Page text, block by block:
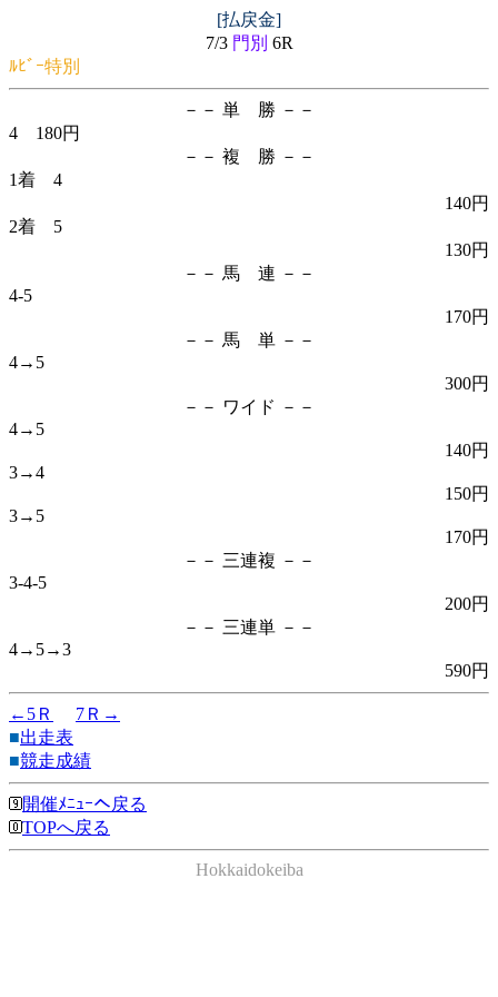
[払戻金]
7/3 門別 6R
ﾙﾋﾞｰ特別
－－ 単 勝 －－
4 180円
－－ 複 勝 －－
1着 4
140円
2着 5
130円
－－ 馬 連 －－
4-5
170円
－－ 馬 単 －－
4→5
300円
－－ ワイド －－
4→5
140円
3→4
150円
3→5
170円
－－ 三連複 －－
3-4-5
200円
－－ 三連単 －－
4→5→3
590円
←5Ｒ
7Ｒ→
■出走表
■競走成績
開催ﾒﾆｭｰへ戻る
TOPへ戻る
Hokkaidokeiba